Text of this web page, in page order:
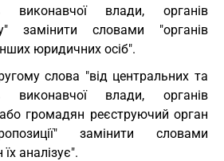
виконавчої влади, органів
замінити словами "органів
юридичних осіб".
слова "від центральних та
виконавчої влади, органів
громадян реєструючий орган
замінити словами
аналізує".